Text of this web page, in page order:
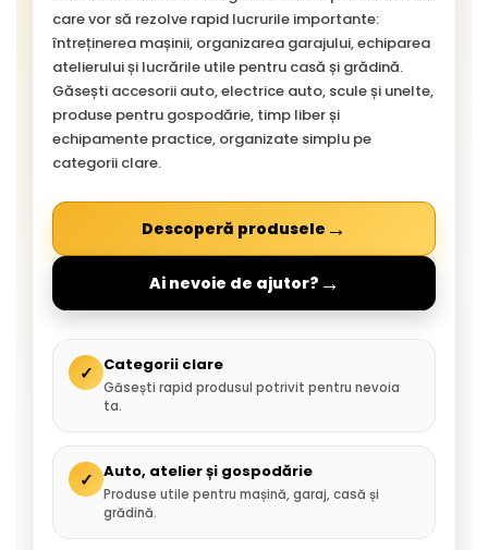
care vor să rezolve rapid lucrurile importante:
întreținerea mașinii, organizarea garajului, echiparea
atelierului și lucrările utile pentru casă și grădină.
Găsești accesorii auto, electrice auto, scule și unelte,
produse pentru gospodărie, timp liber și
echipamente practice, organizate simplu pe
categorii clare.
Descoperă produsele →
Ai nevoie de ajutor? →
✓ Categorii clare
Găsești rapid produsul potrivit pentru nevoia
ta.
✓ Auto, atelier și gospodărie
Produse utile pentru mașină, garaj, casă și
grădină.